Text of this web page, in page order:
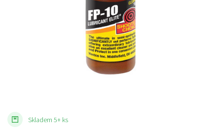
Skladem 5+ ks